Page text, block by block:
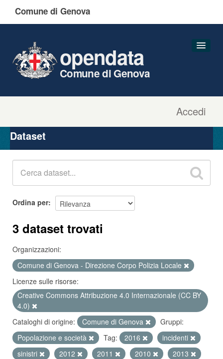
Comune di Genova
Accedi
opendata
Comune di Genova
Organizzazioni
Gruppi
Dataset
Ordina per
3 dataset trovati
Organizzazioni:
Comune di Genova - Direzione Corpo Polizia Locale
Licenze sulle risorse:
Creative Commons Attribuzione 4.0 Internazionale (CC BY
4.0)
Cataloghi di origine:
Comune di Genova
Gruppi:
Popolazione e società
Tag: 2016
incidenti
sinistri
2012 2011 2010
2013